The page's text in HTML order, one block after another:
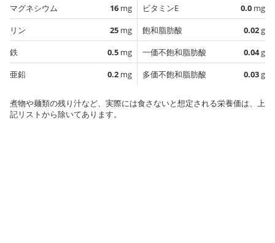
マグネシウム
16 mg
リン
25 mg
鉄
0.5 mg
亜鉛
0.2 mg
ビタミンE
0.0 mg
飽和脂肪酸
0.02g
一価不飽和脂肪酸
0.04g
多価不飽和脂肪酸
0.03g
煮物や麺類の残り汁など、実際には食さないと想定される栄養価は、上
記リストから除いてあります。